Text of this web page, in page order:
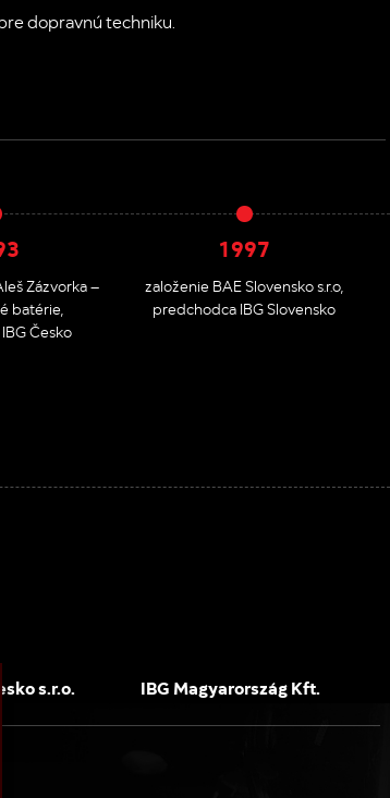
dopravnú techniku.
Zázvorka –
batérie,
Česko
1997
založenie BAE Slovensko s.r.o,
predchodca IBG Slovensko
s.r.o. IBG Magyarország Kft.